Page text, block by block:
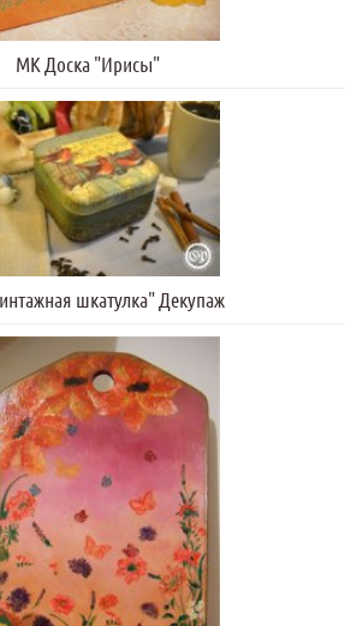
МК Доска "Ирисы"
шкатулка" Декупаж